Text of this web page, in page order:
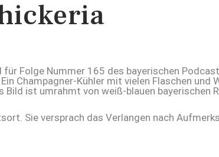
Sie versprach das Verlangen nach